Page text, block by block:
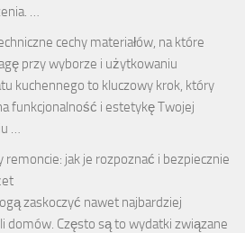
…
cechy materiałów, na które
przy wyborze i użytkowaniu
kuchennego to kluczowy krok, który
funkcjonalność i estetykę Twojej
…
remoncie: jak je rozpoznać i bezpiecznie
zaskoczyć nawet najbardziej
domów. Często są to wydatki związane